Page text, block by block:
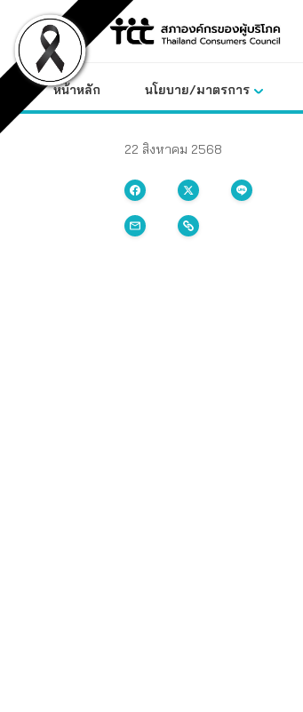
content
หน้าหลัก นโยบาย/มาตรการ
22 สิงหาคม 2568